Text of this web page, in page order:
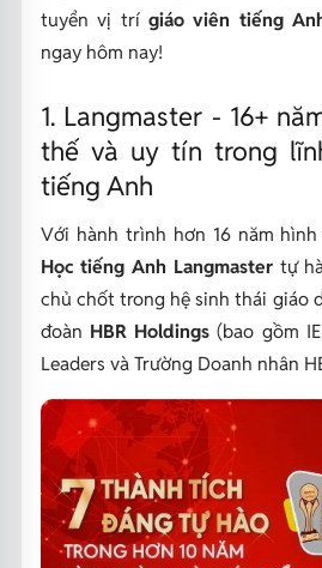
tuyển vị trí giáo viên tiếng
ngay hôm nay!
1. Langmaster - 16+
thế và uy tín trong
tiếng Anh
Với hành trình hơn 16 năm
Học tiếng Anh Langmastertự
chủ chốt trong hệ sinh thái giáo
đoàn HBR Holdings (bao gồm
Leaders và Trường Doanh nhân